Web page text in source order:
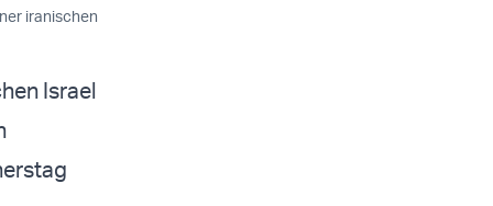
iranischen
Israel